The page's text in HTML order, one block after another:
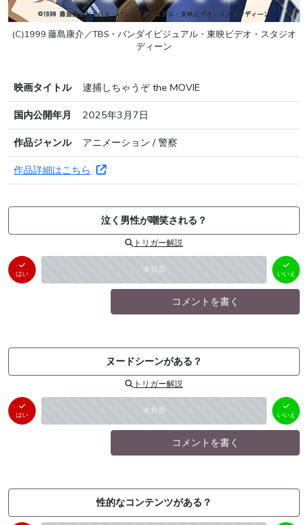
(C)1999 藤島康介／TBS・バンダイビジュアル・東映ビデオ・スタジオ
ディーン
映画タイトル
逮捕しちゃうぞ the MOVIE
国内公開年月
2025年3月7日
作品ジャンル
アニメーション / 警察
作品詳細はこちら
泣く男性が嘲笑される？
トリガー解説
はい 未投票
いいえ
（ 0件）
いいえ
コメントを書く
ヌードシーンがある？
トリガー解説
はい 未投票
いいえ
（ 0件）
いいえ
コメントを書く
性的なコンテンツがある？